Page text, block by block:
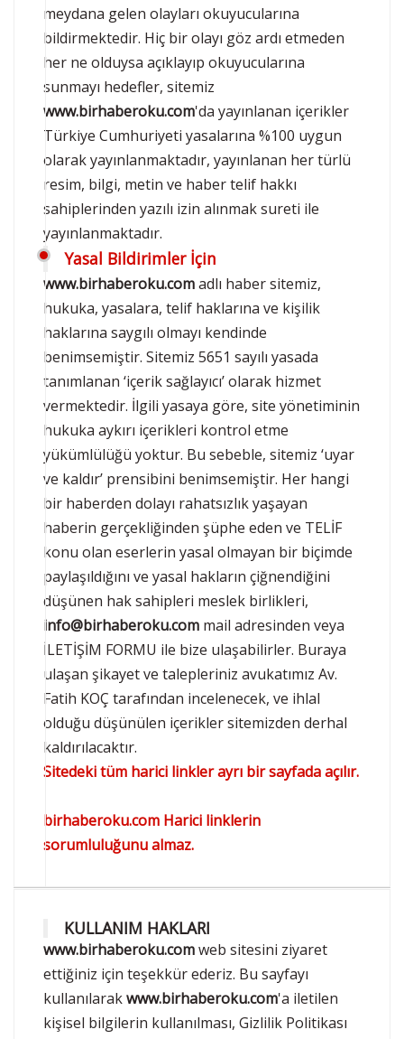
meydana gelen olayları okuyucularına
bildirmektedir. Hiç bir olayı göz ardı etmeden
her ne olduysa açıklayıp okuyucularına
sunmayı hedefler, sitemiz
www.birhaberoku.com'da yayınlanan içerikler
Türkiye Cumhuriyeti yasalarına %100 uygun
olarak yayınlanmaktadır, yayınlanan her türlü
resim, bilgi, metin ve haber telif hakkı
sahiplerinden yazılı izin alınmak sureti ile
yayınlanmaktadır.
Yasal Bildirimler İçin
www.birhaberoku.comadlı haber sitemiz,
hukuka, yasalara, telif haklarına ve kişilik
haklarına saygılı olmayı kendinde
benimsemiştir. Sitemiz 5651 sayılı yasada
tanımlanan ‘içerik sağlayıcı’ olarak hizmet
vermektedir. İlgili yasaya göre, site yönetiminin
hukuka aykırı içerikleri kontrol etme
yükümlülüğü yoktur. Bu sebeble, sitemiz ‘uyar
ve kaldır’ prensibini benimsemiştir. Her hangi
bir haberden dolayı rahatsızlık yaşayan
haberin gerçekliğinden şüphe eden ve TELİF
konu olan eserlerin yasal olmayan bir biçimde
paylaşıldığını ve yasal hakların çiğnendiğini
düşünen hak sahipleri meslek birlikleri,
info@birhaberoku.com mail adresinden veya
İLETİŞİM FORMU ile bize ulaşabilirler. Buraya
ulaşan şikayet ve talepleriniz avukatımız Av.
Fatih KOÇ tarafından incelenecek, ve ihlal
olduğu düşünülen içerikler sitemizden derhal
kaldırılacaktır.
Sitedeki tüm harici linkler ayrı bir sayfada açılır.
birhaberoku.com Harici linklerin
sorumluluğunu almaz.
KULLANIM HAKLARI
www.birhaberoku.comweb sitesini ziyaret
ettiğiniz için teşekkür ederiz. Bu sayfayı
kullanılarakwww.birhaberoku.com'a iletilen
kişisel bilgilerin kullanılması, Gizlilik Politikası